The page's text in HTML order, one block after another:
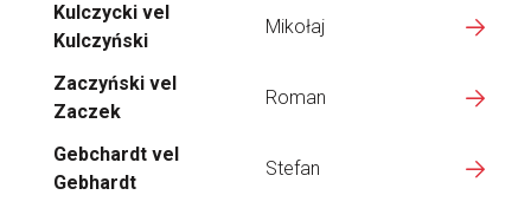
Kulczycki vel
Kulczyński
Mikołaj
Zaczyński vel
Zaczek
Roman
Gebchardt vel
Gebhardt
Stefan